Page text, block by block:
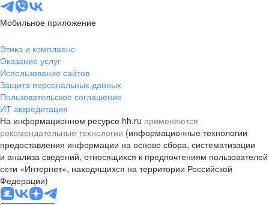
Мобильное приложение
Этика и комплаенс
Оказание услуг
Использование сайтов
Защита персональных данных
Пользовательское соглашение
ИТ аккредитация
На информационном ресурсе hh.ru применяются
рекомендательные технологии (информационные технологии
предоставления информации на основе сбора, систематизации
и анализа сведений, относящихся к предпочтениям пользователей
сети «Интернет», находящихся на территории Российской
Федерации)